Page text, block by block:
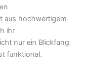
aus hochwertigem
ihr
nur ein Blickfang
funktional.